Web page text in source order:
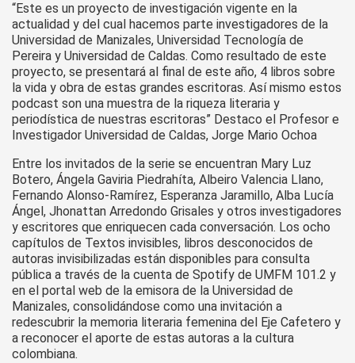
“Este es un proyecto de investigación vigente en la
actualidad y del cual hacemos parte investigadores de la
Universidad de Manizales, Universidad Tecnología de
Pereira y Universidad de Caldas. Como resultado de este
proyecto, se presentará al final de este año, 4 libros sobre
la vida y obra de estas grandes escritoras. Así mismo estos
podcast son una muestra de la riqueza literaria y
periodística de nuestras escritoras” Destaco el Profesor e
Investigador Universidad de Caldas, Jorge Mario Ochoa
Entre los invitados de la serie se encuentran Mary Luz
Botero, Ángela Gaviria Piedrahíta, Albeiro Valencia Llano,
Fernando Alonso-Ramírez, Esperanza Jaramillo, Alba Lucía
Ángel, Jhonattan Arredondo Grisales y otros investigadores
y escritores que enriquecen cada conversación. Los ocho
capítulos de Textos invisibles, libros desconocidos de
autoras invisibilizadas están disponibles para consulta
pública a través de la cuenta de Spotify de UMFM 101.2 y
en el portal web de la emisora de la Universidad de
Manizales, consolidándose como una invitación a
redescubrir la memoria literaria femenina del Eje Cafetero y
a reconocer el aporte de estas autoras a la cultura
colombiana.